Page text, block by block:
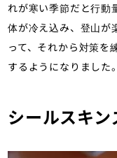
れが寒い季節だと行動
体が冷え込み、登山が
って、それから対策を
するようになりました。
シールスキ